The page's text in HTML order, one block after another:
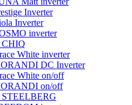
Inverter
Inverter
inverter
CHIQ
White inverter
DC Inverter
White on/off
on/off